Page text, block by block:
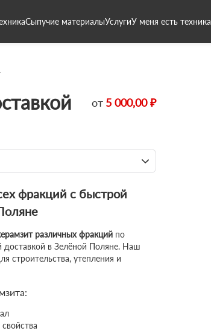
Сыпучие материалыУслугиУ меня есть техника
от 5 000,00 ₽
фракций с быстрой
различных фракций по
в Зелёной Поляне. Наш
строительства, утепления и